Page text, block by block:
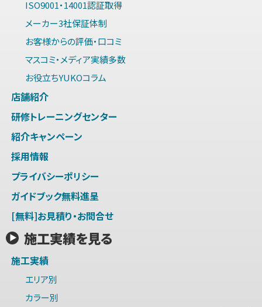
ISO9001・14001認証取得
メーカー3社保証体制
お客様からの評価・口コミ
マスコミ・メディア実績多数
お役立ちYUKOコラム
店舗紹介
研修トレーニングセンター
紹介キャンペーン
採用情報
プライバシーポリシー
ガイドブック無料進呈
[無料]お見積り・お問合せ
施工実績を見る
施工実績
エリア別
カラー別